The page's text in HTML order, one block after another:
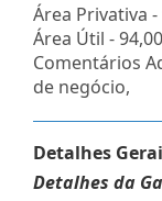
Área Privativa -
Área Útil -
Comentários
de negócio,
Detalhes
Detalhes da